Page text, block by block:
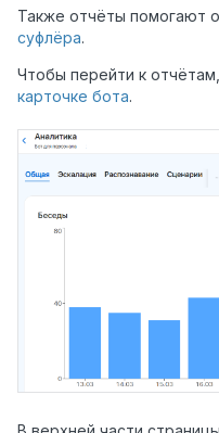
Также отчёты помогают
суфлёра.
Чтобы перейти к
карточке бота.